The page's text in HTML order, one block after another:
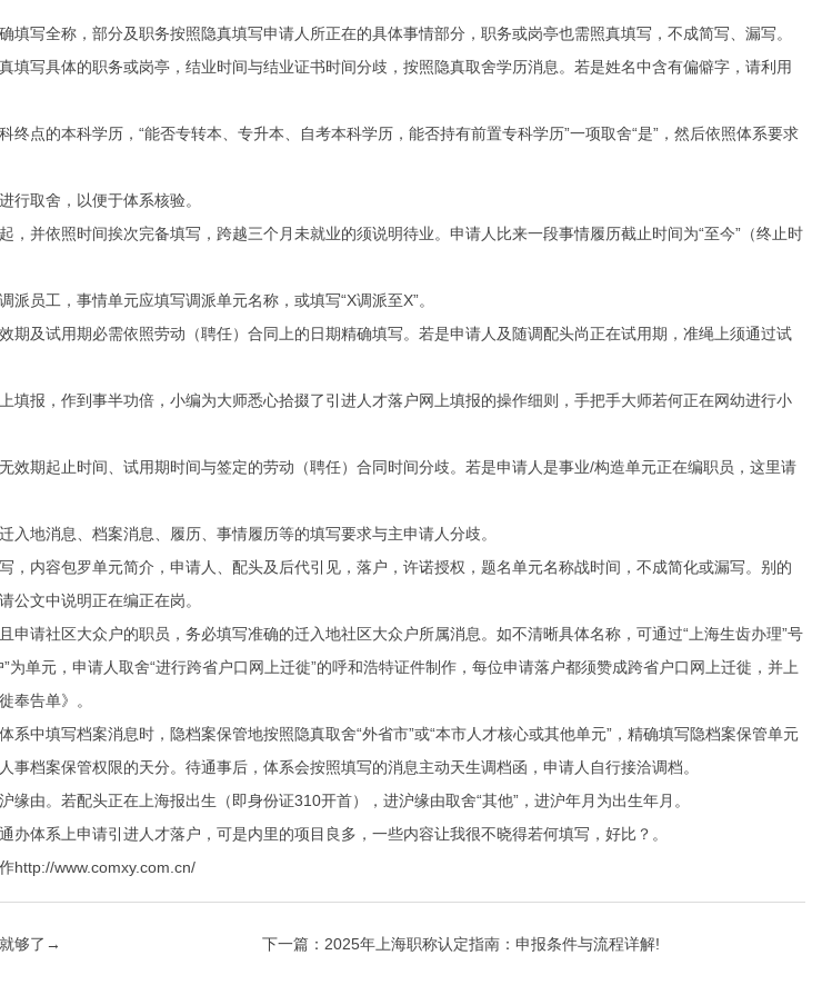
写全称，部分及职务按照隐真填写申请人所正在的具体事情部分，职务或岗亭也需照真填写，不成简写、漏写。
写具体的职务或岗亭，结业时间与结业证书时间分歧，按照隐真取舍学历消息。若是姓名中含有偏僻字，请利用
点的本科学历，“能否专转本、专升本、自考本科学历，能否持有前置专科学历”一项取舍“是”，然后依照体系要求
取舍，以便于体系核验。
并依照时间挨次完备填写，跨越三个月未就业的须说明待业。申请人比来一段事情履历截止时间为“至今”（终止时
员工，事情单元应填写调派单元名称，或填写“X调派至X”。
及试用期必需依照劳动（聘任）合同上的日期精确填写。若是申请人及随调配头尚正在试用期，准绳上须通过试
报，作到事半功倍，小编为大师悉心拾掇了引进人才落户网上填报的操作细则，手把手大师若何正在网幼进行小
期起止时间、试用期时间与签定的劳动（聘任）合同时间分歧。若是申请人是事业/构造单元正在编职员，这里请
地消息、档案消息、履历、事情履历等的填写要求与主申请人分歧。
内容包罗单元简介，申请人、配头及后代引见，落户，许诺授权，题名单元名称战时间，不成简化或漏写。别的
公文中说明正在编正在岗。
请社区大众户的职员，务必填写准确的迁入地社区大众户所属消息。如不清晰具体名称，可通过“上海生齿办理”号
为单元，申请人取舍“进行跨省户口网上迁徙”的呼和浩特证件制作，每位申请落户都须赞成跨省户口网上迁徙，并上
奉告单》。
中填写档案消息时，隐档案保管地按照隐真取舍“外省市”或“本市人才核心或其他单元”，精确填写隐档案保管单元
事档案保管权限的天分。待通事后，体系会按照填写的消息主动天生调档函，申请人自行接洽调档。
由。若配头正在上海报出生（即身份证310开首），进沪缘由取舍“其他”，进沪年月为出生年月。
体系上申请引进人才落户，可是内里的项目良多，一些内容让我很不晓得若何填写，好比？。
www.comxy.com.cn/
够了→ 下一篇： 2025年上海职称认定指南：申报条件与流程详解!